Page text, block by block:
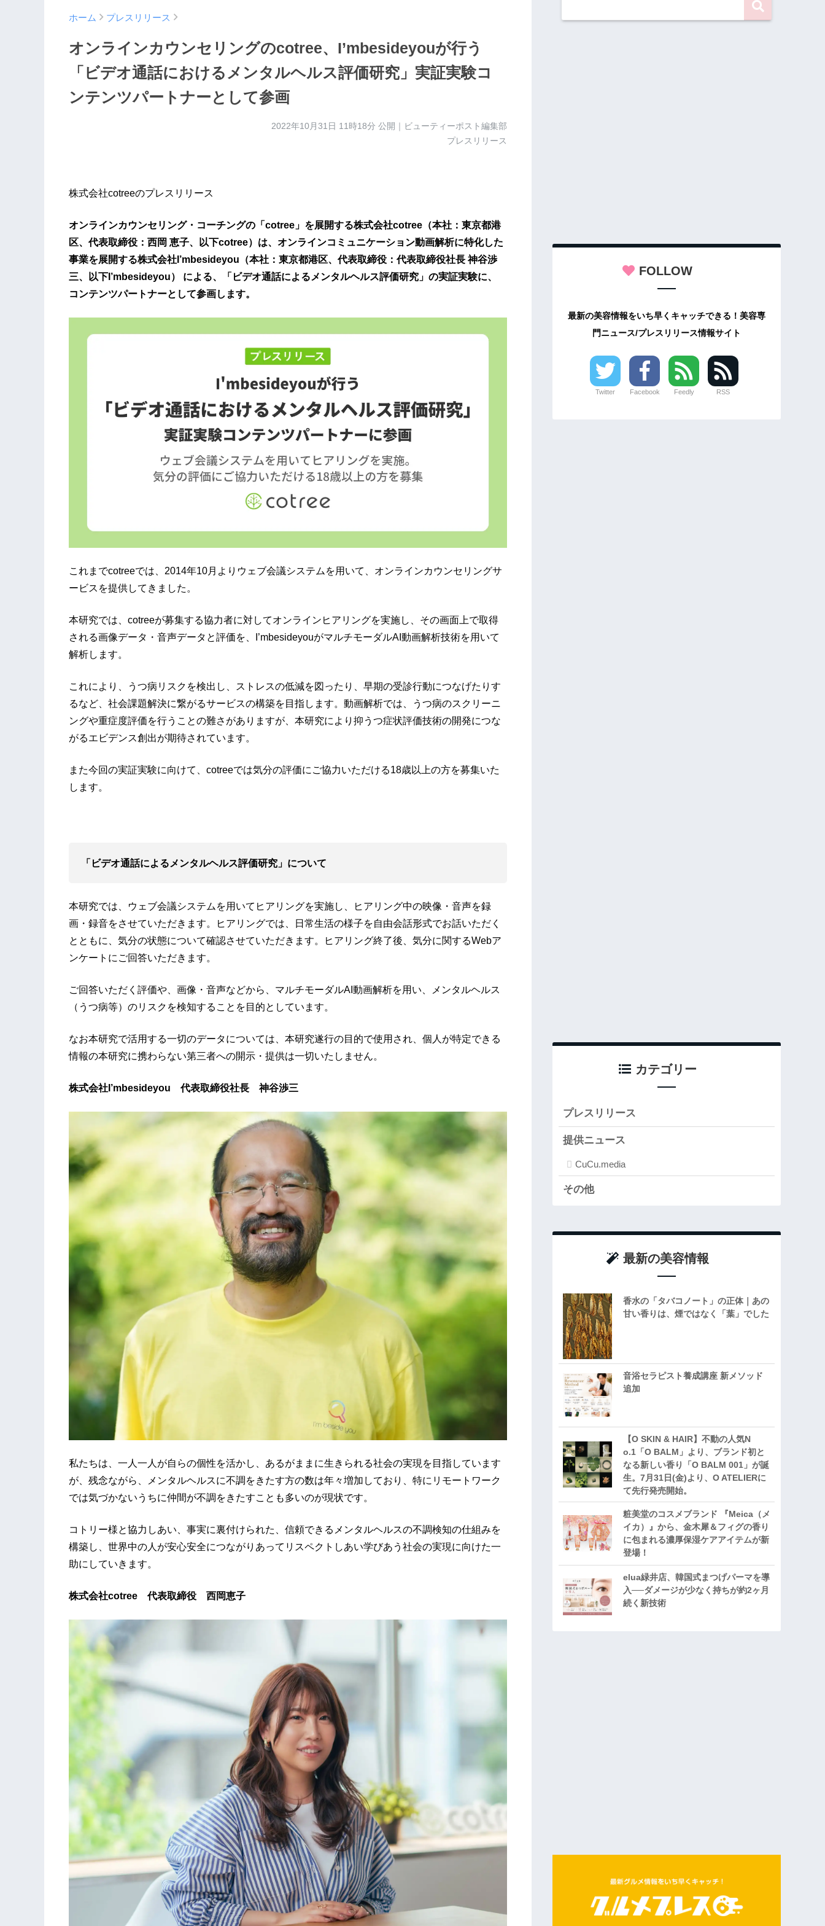
ホーム プレスリリース
オンラインカウンセリングのcotree、I’mbesideyouが行う
「ビデオ通話におけるメンタルヘルス評価研究」実証実験コ
ンテンツパートナーとして参画
2022年10月31日 11時18分 公開｜ビューティーポスト編集部
プレスリリース
株式会社cotreeのプレスリリース
オンラインカウンセリング・コーチングの「cotree」を展開する株式会社cotree（本社：東京都港
区、代表取締役：西岡 恵子、以下cotree）は、オンラインコミュニケーション動画解析に特化した
事業を展開する株式会社I’mbesideyou（本社：東京都港区、代表取締役：代表取締役社⻑ 神⾕渉
三、以下I’mbesideyou） による、「ビデオ通話によるメンタルヘルス評価研究」の実証実験に、
コンテンツパートナーとして参画します。
これまでcotreeでは、2014年10月よりウェブ会議システムを用いて、オンラインカウンセリングサ
ービスを提供してきました。
本研究では、cotreeが募集する協力者に対してオンラインヒアリングを実施し、その画面上で取得
される画像データ・音声データと評価を、I’mbesideyouがマルチモーダルAI動画解析技術を用いて
解析します。
これにより、うつ病リスクを検出し、ストレスの低減を図ったり、早期の受診行動につなげたりす
るなど、社会課題解決に繋がるサービスの構築を目指します。動画解析では、うつ病のスクリーニ
ングや重症度評価を行うことの難さがありますが、本研究により抑うつ症状評価技術の開発につな
がるエビデンス創出が期待されています。
また今回の実証実験に向けて、cotreeでは気分の評価にご協力いただける18歳以上の方を募集いた
します。
「ビデオ通話によるメンタルヘルス評価研究」について
本研究では、ウェブ会議システムを用いてヒアリングを実施し、ヒアリング中の映像・音声を録
画・録音をさせていただきます。ヒアリングでは、日常生活の様子を自由会話形式でお話いただく
とともに、気分の状態について確認させていただきます。ヒアリング終了後、気分に関するWebア
ンケートにご回答いただきます。
ご回答いただく評価や、画像・音声などから、マルチモーダルAI動画解析を用い、メンタルヘルス
（うつ病等）のリスクを検知することを目的としています。
なお本研究で活用する一切のデータについては、本研究遂行の目的で使用され、個人が特定できる
情報の本研究に携わらない第三者への開示・提供は一切いたしません。
株式会社I’mbesideyou 代表取締役社長 神谷渉三
私たちは、一人一人が自らの個性を活かし、あるがままに生きられる社会の実現を目指しています
が、残念ながら、メンタルヘルスに不調をきたす方の数は年々増加しており、特にリモートワーク
では気づかないうちに仲間が不調をきたすことも多いのが現状です。
コトリー様と協力しあい、事実に裏付けられた、信頼できるメンタルヘルスの不調検知の仕組みを
構築し、世界中の人が安心安全につながりあってリスペクトしあい学びあう社会の実現に向けた一
助にしていきます。
株式会社cotree 代表取締役 西岡恵子
FOLLOW
最新の美容情報をいち早くキャッチできる！美容専
門ニュース/プレスリリース情報サイト
Twitter Facebook Feedly RSS
カテゴリー
プレスリリース
提供ニュース
CuCu.media
その他
最新の美容情報
香水の「タバコノート」の正体｜あの
甘い香りは、煙ではなく「葉」でした
音浴セラピスト養成講座 新メソッド
追加
【O SKIN & HAIR】不動の人気N
o.1「O BALM」より、ブランド初と
なる新しい香り「O BALM 001」が誕
生。7月31日(金)より、O ATELIERに
て先行発売開始。
粧美堂のコスメブランド 『Meica（メ
イカ）』から、金木犀＆フィグの香り
に包まれる濃厚保湿ケアアイテムが新
登場！
elua緑井店、韓国式まつげパーマを導
入──ダメージが少なく持ちが約2ヶ月
続く新技術